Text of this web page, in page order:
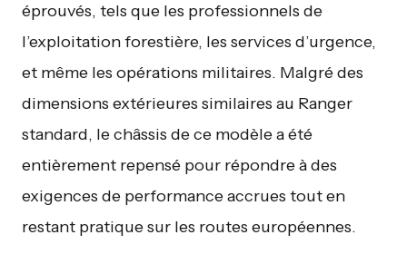
éprouvés, tels que les professionnels de
l’exploitation forestière, les services d’urgence,
et même les opérations militaires. Malgré des
dimensions extérieures similaires au Ranger
standard, le châssis de ce modèle a été
entièrement repensé pour répondre à des
exigences de performance accrues tout en
restant pratique sur les routes européennes.